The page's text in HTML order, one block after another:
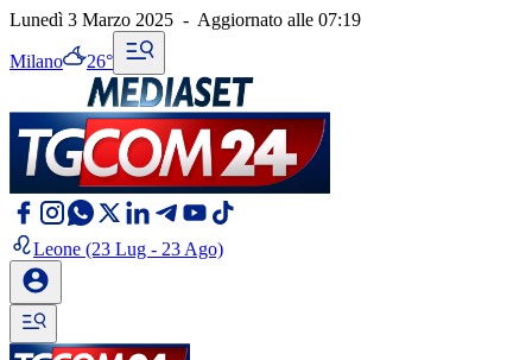
Lunedì 3 Marzo 2025 - Aggiornato alle 07:19
Milano 26°
Leone (23 Lug - 23 Ago)